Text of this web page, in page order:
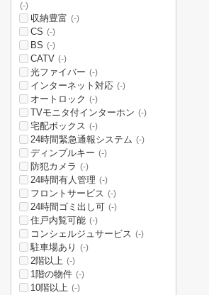
(-)
収納豊富 (-)
CS (-)
BS (-)
CATV (-)
光ファイバー (-)
インターネット対応 (-)
オートロック (-)
TVモニタ付インターホン (-)
宅配ボックス (-)
24時間緊急通報システム (-)
ディンプルキー (-)
防犯カメラ (-)
24時間有人管理 (-)
フロントサービス (-)
24時間ゴミ出し可 (-)
住戸内覧可能 (-)
コンシェルジュサービス (-)
駐車場あり (-)
2階以上 (-)
1階の物件 (-)
10階以上 (-)